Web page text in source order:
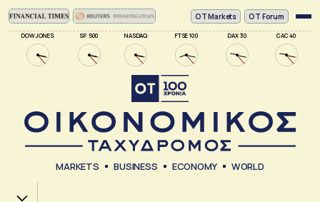
DOW JONES SP 500 NASDAQ FTSE 100 DAX 30 CAC 40
ΟΤ Markets OT Forum
MARKETS BUSINESS ECONOMY WORLD
Χ.Α.